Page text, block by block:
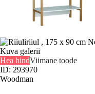
Kuva galerii
Hea hindViimane toode
ID: 293970
Woodman